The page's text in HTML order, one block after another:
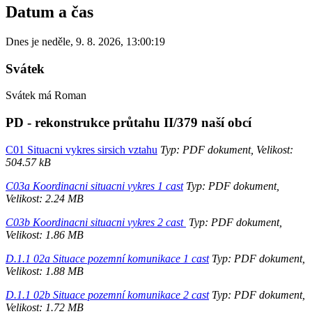
Datum a čas
Dnes je neděle, 9. 8. 2026, 13:00:19
Svátek
Svátek má Roman
PD - rekonstrukce průtahu II/379 naší obcí
C01 Situacni vykres sirsich vztahu Typ: PDF dokument, Velikost:
504.57 kB
C03a Koordinacni situacni vykres 1 castTyp: PDF dokument,
Velikost: 2.24 MB
C03b Koordinacni situacni vykres 2 cast Typ: PDF dokument,
Velikost: 1.86 MB
D.1.1 02a Situace pozemní komunikace 1 castTyp: PDF dokument,
Velikost: 1.88 MB
D.1.1 02b Situace pozemní komunikace 2 castTyp: PDF dokument,
Velikost: 1.72 MB